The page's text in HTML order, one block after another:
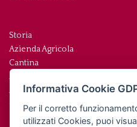
Storia
Azienda Agricola
Cantina
Agriturismo
Area Sosta Camper
Contatti / Dove siamo
Informativa Cookie
Per il corretto
utilizzati Cookies, puoi